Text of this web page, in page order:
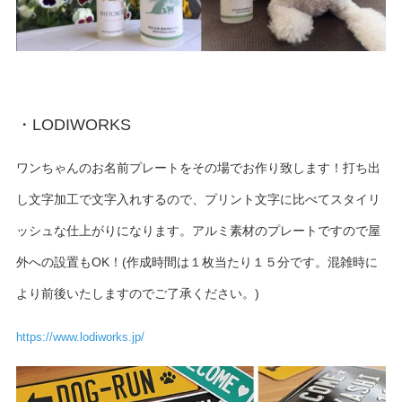
・LODIWORKS
ワンちゃんのお名前プレートをその場でお作り致します！打ち出
し文字加工で文字入れするので、プリント文字に比べてスタイリ
ッシュな仕上がりになります。アルミ素材のプレートですので屋
外への設置もOK！(作成時間は１枚当たり１５分です。混雑時に
より前後いたしますのでご了承ください。)
https://www.lodiworks.jp/